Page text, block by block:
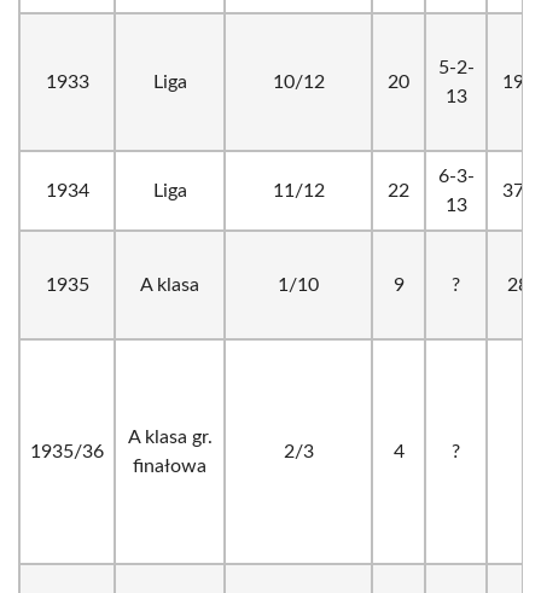
1933 Liga 10/12 20
5-2-
13
19-
1934 Liga 11/12 22
6-3-
13
37-
1935 A klasa 1/10 9 ? 28-
1935/36
A klasa gr.
finałowa
2/3 4 ?